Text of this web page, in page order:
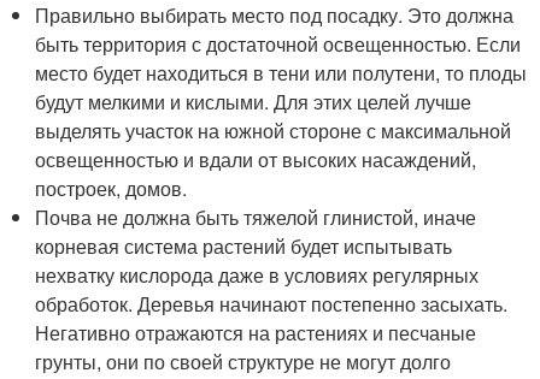
Правильно выбирать место под посадку. Это должна
быть территория с достаточной освещенностью. Если
место будет находиться в тени или полутени, то плоды
будут мелкими и кислыми. Для этих целей лучше
выделять участок на южной стороне с максимальной
освещенностью и вдали от высоких насаждений,
построек, домов.
Почва не должна быть тяжелой глинистой, иначе
корневая система растений будет испытывать
нехватку кислорода даже в условиях регулярных
обработок. Деревья начинают постепенно засыхать.
Негативно отражаются на растениях и песчаные
грунты, они по своей структуре не могут долго